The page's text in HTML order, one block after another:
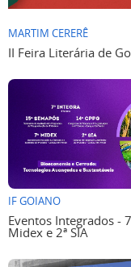
MARTIM CERERÊ
II Feira Literária de
IF GOIANO
Eventos Integrados -
Midex e 2ª SIA